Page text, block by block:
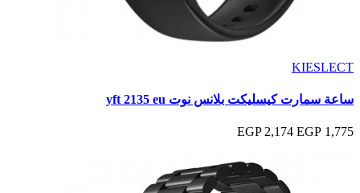
KIESLECT
ساعة سمارت كيسليكت بلانس نوت yft 2135 eu
1,775 EGP
2,174 EGP